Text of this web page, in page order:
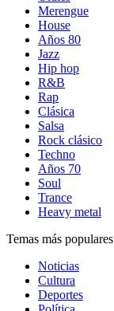
Merengue
House
Años 80
Jazz
Hip hop
R&B
Rap
Clásica
Salsa
Rock clásico
Techno
Años 70
Soul
Trance
Heavy metal
Temas más populares
Noticias
Cultura
Deportes